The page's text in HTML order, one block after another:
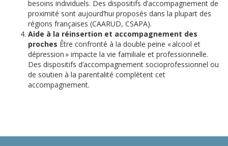
besoins individuels. Des dispositifs d’accompagnement de
proximité sont aujourd’hui proposés dans la plupart des
régions françaises (CAARUD, CSAPA).
Aide à la réinsertion et accompagnement des
proches Être confronté à la double peine « alcool et
dépression » impacte la vie familiale et professionnelle.
Des dispositifs d’accompagnement socioprofessionnel ou
de soutien à la parentalité complètent cet
accompagnement.